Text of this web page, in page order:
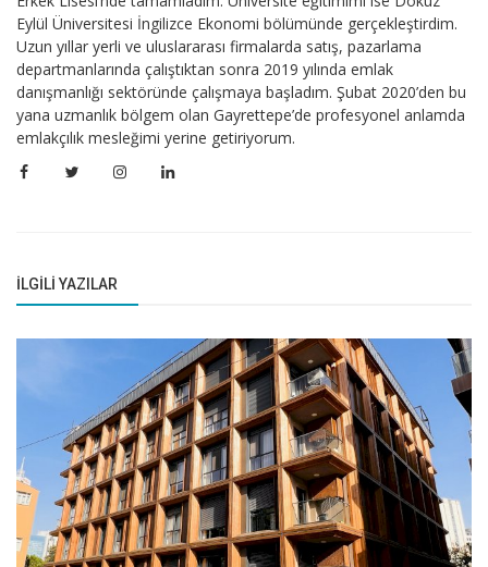
Eylül Üniversitesi İngilizce Ekonomi bölümünde gerçekleştirdim.
Uzun yıllar yerli ve uluslararası firmalarda satış, pazarlama
departmanlarında çalıştıktan sonra 2019 yılında emlak
danışmanlığı sektöründe çalışmaya başladım. Şubat 2020’den bu
yana uzmanlık bölgem olan Gayrettepe’de profesyonel anlamda
emlakçılık mesleğimi yerine getiriyorum.
İLGILI YAZILAR